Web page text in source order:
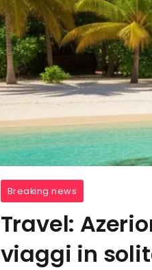
Breaking news
Travel:
viaggi in